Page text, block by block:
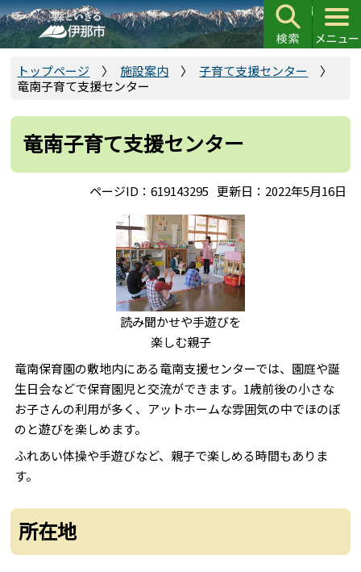
こ
の
ペ
で
トップページ 施設案内
子育て支援センター
竜南子育て支援センター
竜南子育て支援センター
ページID：619143295 更新日：2022年5月16日
読み聞かせや手遊びを
楽しむ親子
竜南保育園の敷地内にある竜南支援センターでは、園庭や誕
生日会などで保育園児と交流ができます。1歳前後の小さな
お子さんの利用が多く、アットホームな雰囲気の中でほのぼ
のと遊びを楽しめます。
ふれあい体操や手遊びなど、親子で楽しめる時間もありま
す。
所在地